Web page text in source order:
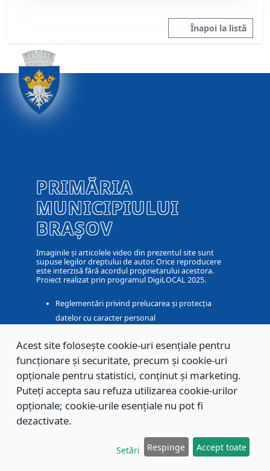
Înapoi la listă
PRIMĂRIA
MUNICIPIULUI
BRAȘOV
Imaginile și articolele video din prezentul site sunt
supuse legilor dreptului de autor. Orice reproducere
este interzisă fără acordul proprietarului acestora.
Proiect realizat prin programul DigiLOCAL 2025.
Reglementări privind prelucarea și protecția
datelor cu caracter personal
Optiuni cookie
Informare privind protectia avertizorilor în interes
public
Formular avertizare în interes public
Declarație pentru a beneficia de protecția privind
răspunderea pentru încălcarea confidențialității
Acest site folosește cookie-uri esențiale pentru
funcționare și securitate, precum și cookie-uri
opționale pentru statistici, conținut și marketing.
Puteți accepta sau refuza utilizarea cookie-urilor
opționale; cookie-urile esențiale nu pot fi
dezactivate.
Setări Respinge Accept toate